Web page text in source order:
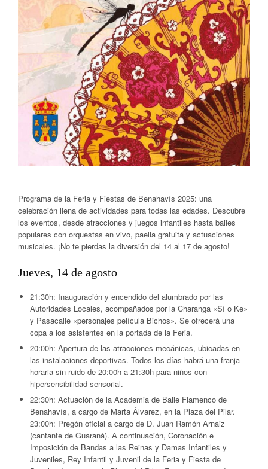
Programa de la Feria y Fiestas de Benahavís 2025: una
celebración llena de actividades para todas las edades. Descubre
los eventos, desde atracciones y juegos infantiles hasta bailes
populares con orquestas en vivo, paella gratuita y actuaciones
musicales. ¡No te pierdas la diversión del 14 al 17 de agosto!
Jueves, 14 de agosto
21:30h: Inauguración y encendido del alumbrado por las
Autoridades Locales, acompañados por la Charanga «Sí o Ke»
y Pasacalle «personajes película Bichos». Se ofrecerá una
copa a los asistentes en la portada de la Feria.
20:00h: Apertura de las atracciones mecánicas, ubicadas en
las instalaciones deportivas. Todos los días habrá una franja
horaria sin ruido de 20:00h a 21:30h para niños con
hipersensibilidad sensorial.
22:30h: Actuación de la Academia de Baile Flamenco de
Benahavís, a cargo de Marta Álvarez, en la Plaza del Pilar.
23:00h: Pregón oficial a cargo de D. Juan Ramón Arnaiz
(cantante de Guaraná). A continuación, Coronación e
Imposición de Bandas a las Reinas y Damas Infantiles y
Juveniles, Rey Infantil y Juvenil de la Feria y Fiesta de